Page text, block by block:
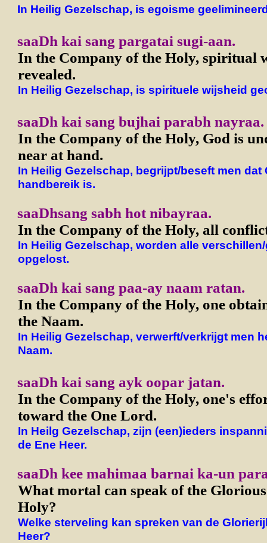
In Heilig Gezelschap, is egoisme
saaDh kai sang pargatai sugi-aan.
In the Company of the Holy, spiritual
revealed.
In Heilig Gezelschap, is spirituele wijsheid
saaDh kai sang bujhai parabh nayraa.
In the Company of the Holy, God is
near at hand.
In Heilig Gezelschap, begrijpt/beseft men dat
handbereik is.
saaDhsang sabh hot nibayraa.
In the Company of the Holy, all
In Heilig Gezelschap, worden alle
opgelost.
saaDh kai sang paa-ay naam ratan.
In the Company of the Holy, one
the Naam.
In Heilig Gezelschap, verwerft/verkrijgt men
Naam.
saaDh kai sang ayk oopar jatan.
In the Company of the Holy, one's
toward the One Lord.
In Heilg Gezelschap, zijn (een)ieders
de Ene Heer.
saaDh kee mahimaa barnai ka-un
What mortal can speak of the
Holy?
Welke sterveling kan spreken van de
Heer?